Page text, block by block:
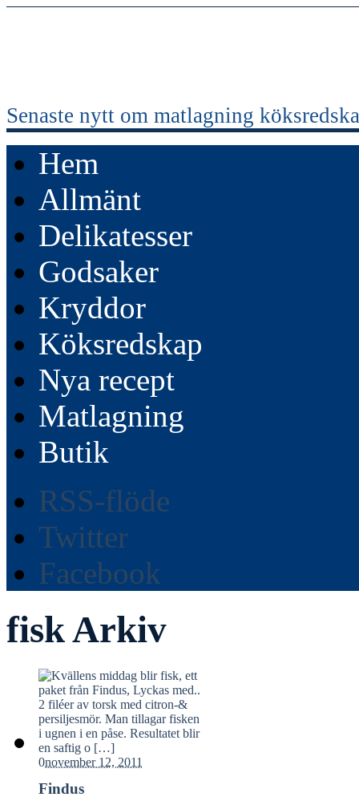
Senaste nytt om matlagning
Hem
Allmänt
Delikatesser
Godsaker
Kryddor
Köksredskap
Nya recept
Matlagning
Butik
RSS-flöde
Twitter
Facebook
fisk Arkiv
0november 12, 2011
Findus